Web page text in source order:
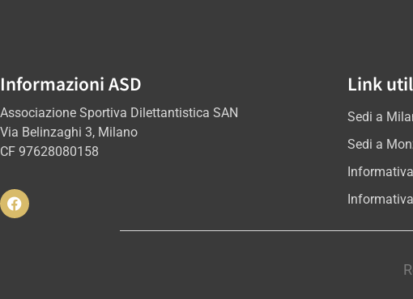
Informazioni ASD
Associazione Sportiva Dilettantistica SAN
Via Belinzaghi 3, Milano
CF 97628080158
Link
Sedi a
Sedi a